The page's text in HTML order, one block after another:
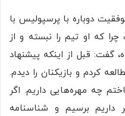
دوباره با پرسپولیس با
که او تیم را نبسته و از
گفت: قبل از اینکه پیشنهاد
کردم و بازیکنان را دیدم.
چه مهره‌هایی داریم. اگر
برسیم و شناسنامه